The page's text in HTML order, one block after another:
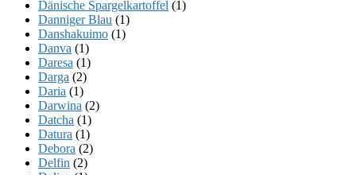
Dänische Spargelkartoffel (1)
Danniger Blau (1)
Danshakuimo (1)
Danva (1)
Daresa (1)
Darga (2)
Daria (1)
Darwina (2)
Datcha (1)
Datura (1)
Debora (2)
Delfin (2)